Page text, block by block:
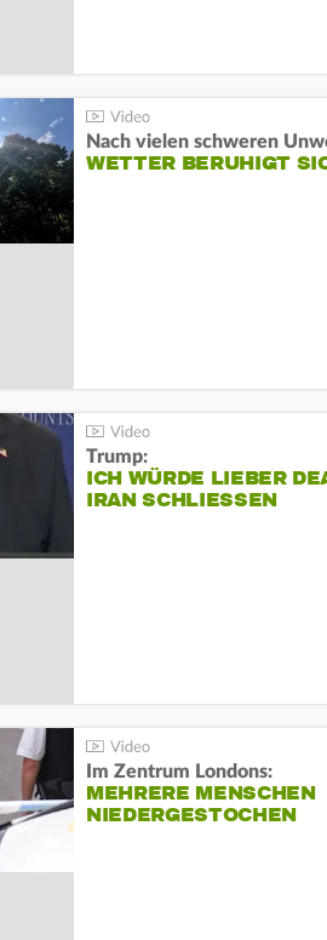
Nach vielen schweren
WETTER BERUHIGT
Trump:
ICH WÜRDE LIEBER
IRAN SCHLIESSEN
Im Zentrum Londons:
MEHRERE MENSCHEN
NIEDERGESTOCHEN